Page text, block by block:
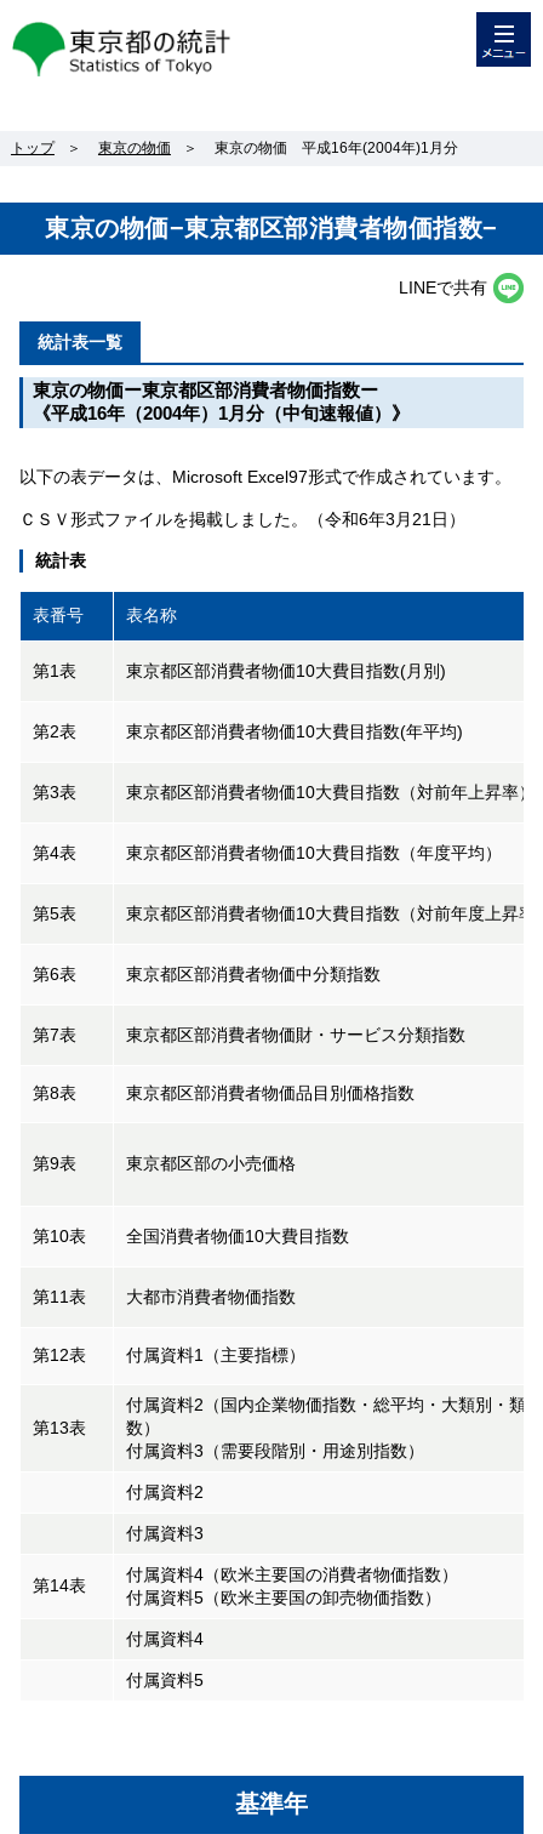
東京都の統計
トップ ＞ 東京の物価 ＞ 東京の物価 平成16年(2004年)1月分
東京の物価−東京都区部消費者物価指数−
LINEで共有
基準年
統計表一覧
東京の物価ー東京都区部消費者物価指数ー
《平成16年（2004年）1月分（中旬速報値）》
以下の表データは、Microsoft Excel97形式で作成されています。
ＣＳＶ形式ファイルを掲載しました。（令和6年3月21日）
統計表
表番号 表名称
第1表 東京都区部消費者物価10大費目指数(月別)
第2表 東京都区部消費者物価10大費目指数(年平均)
第3表 東京都区部消費者物価10大費目指数（対前年上昇率）
第4表 東京都区部消費者物価10大費目指数（年度平均）
第5表 東京都区部消費者物価10大費目指数（対前年度上昇率
第6表 東京都区部消費者物価中分類指数
第7表 東京都区部消費者物価財・サービス分類指数
第8表 東京都区部消費者物価品目別価格指数
第9表 東京都区部の小売価格
第10表 全国消費者物価10大費目指数
第11表 大都市消費者物価指数
第12表 付属資料1（主要指標）
第13表
付属資料2（国内企業物価指数・総平均・大類別・類
数）
付属資料3（需要段階別・用途別指数）
付属資料2
付属資料3
第14表
付属資料4（欧米主要国の消費者物価指数）
付属資料5（欧米主要国の卸売物価指数）
付属資料4
付属資料5